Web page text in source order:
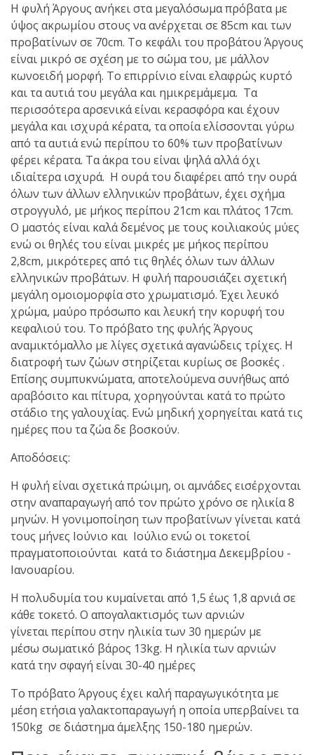
Η φυλή Άργους ανήκει στα μεγαλόσωμα πρόβατα με
ύψος ακρωμίου στους να ανέρχεται σε 85cm και των
προβατίνων σε 70cm. Το κεφάλι του προβάτου Άργους
είναι μικρό σε σχέση με το σώμα του, με μάλλον
κωνοειδή μορφή. Το επιρρίνιο είναι ελαφρώς κυρτό
και τα αυτιά του μεγάλα και ημικρεμάμεμα. Τα
περισσότερα αρσενικά είναι κερασφόρα και έχουν
μεγάλα και ισχυρά κέρατα, τα οποία ελίσσονται γύρω
από τα αυτιά ενώ περίπου το 60% των προβατίνων
φέρει κέρατα. Τα άκρα του είναι ψηλά αλλά όχι
ιδιαίτερα ισχυρά. Η ουρά του διαφέρει από την ουρά
όλων των άλλων ελληνικών προβάτων, έχει σχήμα
στρογγυλό, με μήκος περίπου 21cm και πλάτος 17cm.
Ο μαστός είναι καλά δεμένος με τους κοιλιακούς μύες
ενώ οι θηλές του είναι μικρές με μήκος περίπου
2,8cm, μικρότερες από τις θηλές όλων των άλλων
ελληνικών προβάτων. Η φυλή παρουσιάζει σχετική
μεγάλη ομοιομορφία στο χρωματισμό. Έχει λευκό
χρώμα, μαύρο πρόσωπο και λευκή την κορυφή του
κεφαλιού του. Το πρόβατο της φυλής Άργους
αναμικτόμαλλο με λίγες σχετικά αγανώδεις τρίχες. Η
διατροφή των ζώων στηρίζεται κυρίως σε βοσκές .
Επίσης συμπυκνώματα, αποτελούμενα συνήθως από
αραβόσιτο και πίτυρα, χορηγούνται κατά το πρώτο
στάδιο της γαλουχίας. Ενώ μηδική χορηγείται κατά τις
ημέρες που τα ζώα δε βοσκούν.
Αποδόσεις:
Η φυλή είναι σχετικά πρώιμη, οι αμνάδες εισέρχονται
στην αναπαραγωγή από τον πρώτο χρόνο σε ηλικία 8
μηνών. Η γονιμοποίηση των προβατίνων γίνεται κατά
τους μήνες Ιούνιο και Ιούλιο ενώ οι τοκετοί
πραγματοποιούνται κατά το διάστημα Δεκεμβρίου -
Ιανουαρίου.
Η πολυδυμία του κυμαίνεται από 1,5 έως 1,8 αρνιά σε
κάθε τοκετό. Ο απογαλακτισμός των αρνιών
γίνεταιπερίπου στην ηλικία των 30 ημερών με
μέσω σωματικό βάρος 13kg. Η ηλικίατων αρνιών
κατάτην σφαγή είναι 30-40 ημέρες
Το πρόβατο Άργους έχει καλή παραγωγικότητα με
μέση ετήσια γαλακτοπαραγωγή η οποία υπερβαίνει τα
150kg σε διάστημα άμελξης 150-180 ημερών.